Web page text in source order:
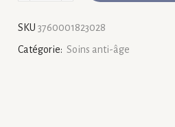
Sérum
Âge
SKU 3760001823028
Catégorie: Soins anti-âge